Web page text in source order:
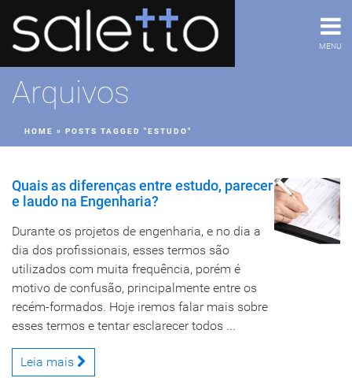
MENU
Arquivos
HOME » POSTS TAGGED "ESTUDO"
Quais as diferenças entre estudo, parecer
e laudo na Engenharia?
Durante os projetos de engenharia, e no dia a
dia dos profissionais, esses termos são
utilizados com muita frequência, porém é
motivo de confusão, principalmente entre os
recém-formados. Hoje iremos falar mais sobre
esses termos e tentar esclarecer todos ...
Leia mais